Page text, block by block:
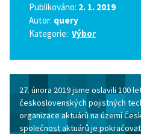
Publikováno: 2. 1. 2019
Autor: query
Kategorie: Výbor
27. února 2019 jsme oslavili 100
československých pojistných
organizace aktuárů na území
společnost aktuárů je